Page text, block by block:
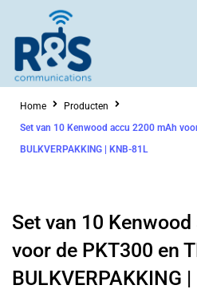
inhoud
Home
Producten
Set van 10 Kenwood accu 2200 mAh
BULKVERPAKKING | KNB-81L
Set van 10
voor de PKT300 en
BULKVERPAKKING